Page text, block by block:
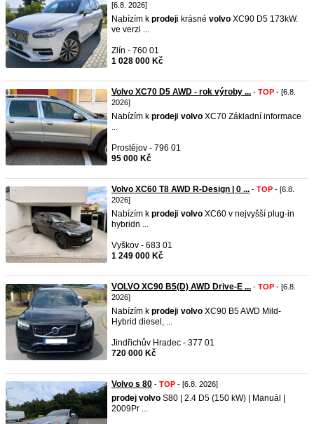
[6.8. 2026]
Nabízím k prodeji krásné volvo XC90 D5 173kW.
ve verzi ...
Zlín - 760 01
1 028 000 Kč
Volvo XC70 D5 AWD - rok výroby ... - TOP - [6.8.
2026]
Nabízím k prodeji volvo XC70 Základní informace
...
Prostějov - 796 01
95 000 Kč
Volvo XC60 T8 AWD R-Design | 0 ... - TOP - [6.8.
2026]
Nabízím k prodeji volvo XC60 v nejvyšší plug-in
hybridn ...
Vyškov - 683 01
1 249 000 Kč
VOLVO XC90 B5(D) AWD Drive-E ... - TOP - [6.8.
2026]
Nabízím k prodeji volvo XC90 B5 AWD Mild-
Hybrid diesel, ...
Jindřichův Hradec - 377 01
720 000 Kč
Volvo s 80 - TOP - [6.8. 2026]
prodej volvo S80 | 2.4 D5 (150 kW) | Manuál |
2009 ​Pr ...